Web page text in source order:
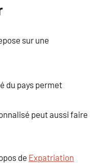
sur une
du pays permet
peut aussi faire
de Expatriation